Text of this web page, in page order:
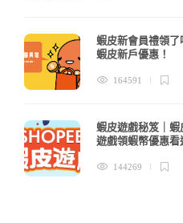
蝦皮新會員禮領
蝦皮新戶優惠！
164591
蝦皮遊戲秘笈｜
遊戲領蝦幣優惠看
144269